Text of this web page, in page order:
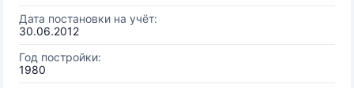
Дата постановки на учёт:
30.06.2012
Год постройки:
1980